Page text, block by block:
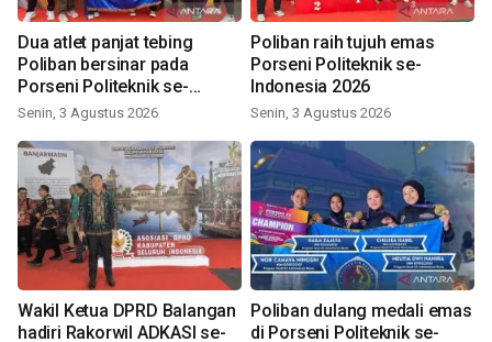
Dua atlet panjat tebing
Poliban bersinar pada
Porseni Politeknik se-
Indonesia 2026
Senin, 3 Agustus 2026
Poliban raih tujuh emas
Porseni Politeknik se-
Indonesia 2026
Senin, 3 Agustus 2026
Wakil Ketua DPRD Balangan
hadiri Rakorwil ADKASI se-
Poliban dulang medali emas
di Porseni Politeknik se-